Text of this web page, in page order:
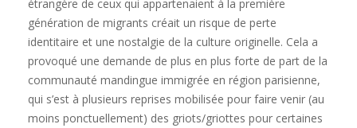
étrangère de ceux qui appartenaient à la première
génération de migrants créait un risque de perte
identitaire et une nostalgie de la culture originelle. Cela a
provoqué une demande de plus en plus forte de part de la
communauté mandingue immigrée en région parisienne,
qui s’est à plusieurs reprises mobilisée pour faire venir (au
moins ponctuellement) des griots/griottes pour certaines